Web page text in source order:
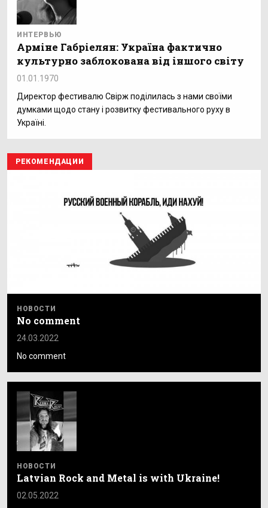
ИНТЕРВЬЮ
Арміне Габріелян: Україна фактично
культурно заблокована від іншого світу
01.01.1970
Директор фестивалю Свірж поділилась з нами своїми
думками щодо стану і розвитку фестивального руху в
Україні.
РЕКОМЕНДАЦИИ
НОВОСТИ
No comment
24.03.2022
No comment
НОВОСТИ
Latvian Rock and Metal is with Ukraine!
02.05.2022